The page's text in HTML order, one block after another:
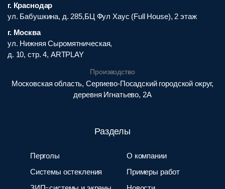
Разделы
Перголы
Системы остекления
О компании
Примеры работ
г. Краснодар
ул. Бабушкина, д. 285,БЦ Фул Хаус (Full House), 2 этаж
г. Москва
ул. Нижняя Сыромятническая,
д. 10, стр. 4, ARTPLAY
Производство
Московская область, Сергиево-Посадский городской округ,
деревня Игнатьево, 2А